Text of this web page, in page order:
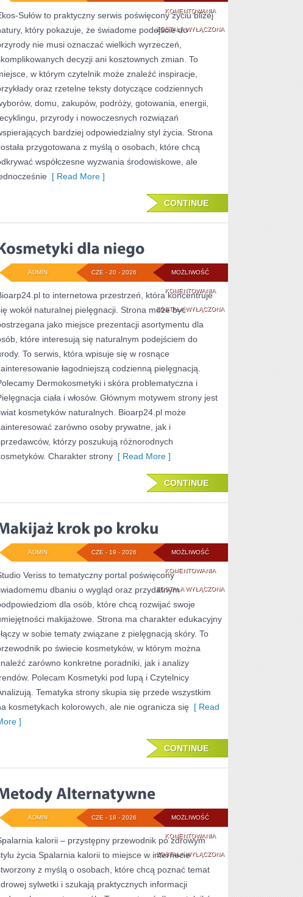
KOMENTOWANIAZRÓWNOWAŻONA
MODA
ZOSTAŁA WYŁĄCZONA
Sułów to praktyczny serwis poświęcony życiu bliżej
który pokazuje, że świadome podejście do
nie musi oznaczać wielkich wyrzeczeń,
decyzji ani kosztownych zmian. To
w którym czytelnik może znaleźć inspiracje,
oraz rzetelne teksty dotyczące codziennych
domu, zakupów, podróży, gotowania, energii,
przyrody i nowoczesnych rozwiązań
bardziej odpowiedzialny styl życia. Strona
przygotowana z myślą o osobach, które chcą
współczesne wyzwania środowiskowe, ale
[ Read More ]
CONTINUE
MOŻLIWOŚĆ
KOMENTOWANIAKOSMETYKI
DLA
NIEGO
ZOSTAŁA WYŁĄCZONA
CZE - 20 - 2026
ADMIN
to internetowa przestrzeń, która koncentruje
wokół naturalnej pielęgnacji. Strona może być
jako miejsce prezentacji asortymentu dla
które interesują się naturalnym podejściem do
To serwis, która wpisuje się w rosnące
łagodniejszą codzienną pielęgnacją.
Dermokosmetyki i skóra problematyczna i
ciała i włosów. Głównym motywem strony jest
kosmetyków naturalnych. Bioarp24.pl może
zarówno osoby prywatne, jak i
którzy poszukują różnorodnych
Charakter strony [ Read More ]
CONTINUE
MOŻLIWOŚĆ
KOMENTOWANIAMAKIJAŻ
KROK
KROKU
ZOSTAŁA WYŁĄCZONA
CZE - 19 - 2026
ADMIN
Veriss to tematyczny portal poświęcony
dbaniu o wygląd oraz przydatnym
dla osób, które chcą rozwijać swoje
makijażowe. Strona ma charakter edukacyjny
w sobie tematy związane z pielęgnacją skóry. To
po świecie kosmetyków, w którym można
zarówno konkretne poradniki, jak i analizy
Polecam Kosmetyki pod lupą i Czytelnicy
Tematyka strony skupia się przede wszystkim
kosmetykach kolorowych, ale nie ogranicza się [ Read
]
CONTINUE
MOŻLIWOŚĆ
KOMENTOWANIAMETODY
ALTERNATYWNE
ZOSTAŁA WYŁĄCZONA
CZE - 18 - 2026
ADMIN
kalorii – przystępny przewodnik po zdrowym
życia Spalarnia kalorii to miejsce w internecie
z myślą o osobach, które chcą poznać temat
sylwetki i szukają praktycznych informacji